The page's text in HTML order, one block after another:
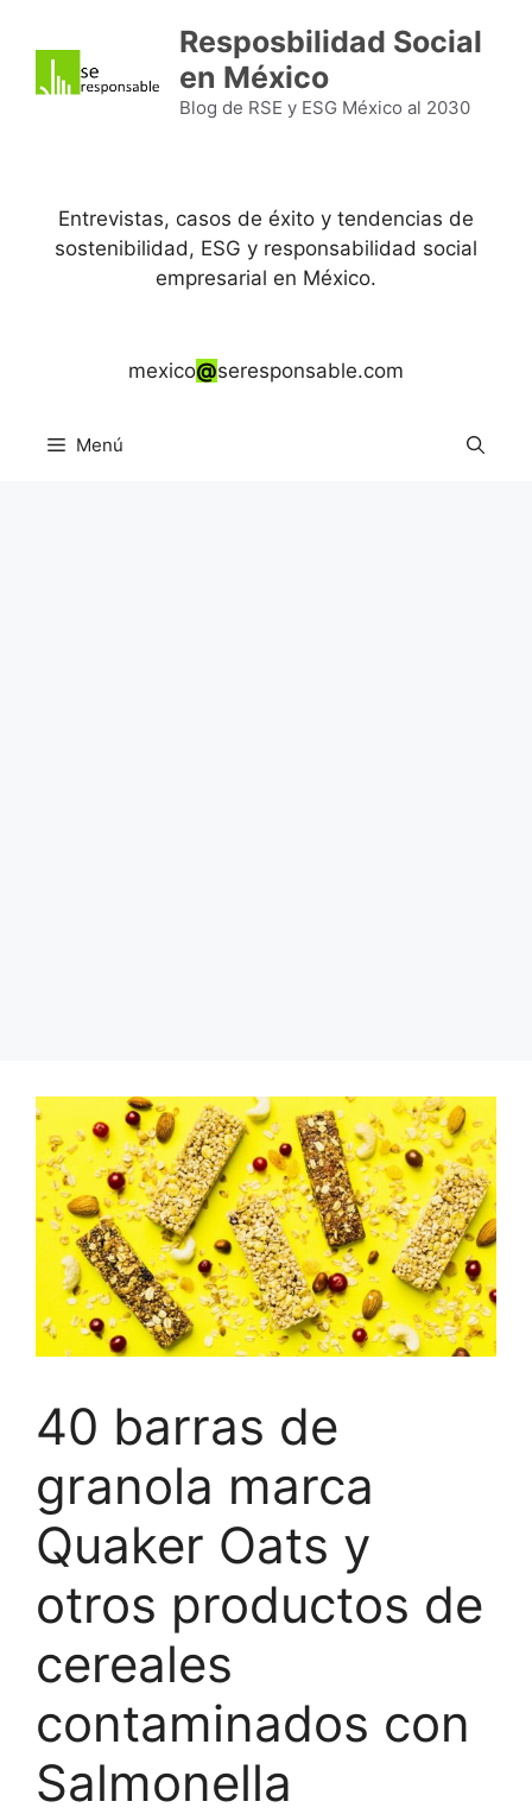
contenido
Resposbilidad Social
en México
Blog de RSE y ESG México al 2030
Entrevistas, casos de éxito y tendencias de
sostenibilidad, ESG y responsabilidad social
empresarial en México.
mexico@seresponsable.com
Menú
40 barras de
granola marca
Quaker Oats y
otros productos de
cereales
contaminados con
Salmonella